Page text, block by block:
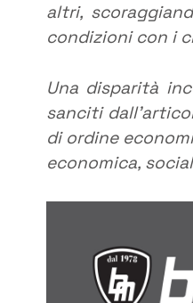
altri,
condizioni con i
Una disparità
sanciti
di ordine
economica,